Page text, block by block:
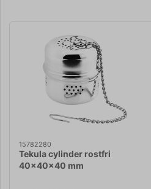
15782280
Tekula cylinder rostfri
40x40x40 mm